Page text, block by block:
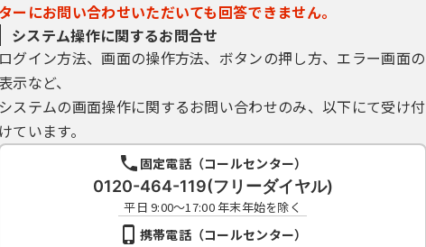
ターにお問い合わせいただいても回答できません。
システム操作に関するお問合せ
ログイン方法、画面の操作方法、ボタンの押し方、エラー画面の
表示など、
システムの画面操作に関するお問い合わせのみ、以下にて受け付
けています。
固定電話（コールセンター）
0120-464-119(フリーダイヤル)
平日 9:00～17:00 年末年始を除く
携帯電話（コールセンター）